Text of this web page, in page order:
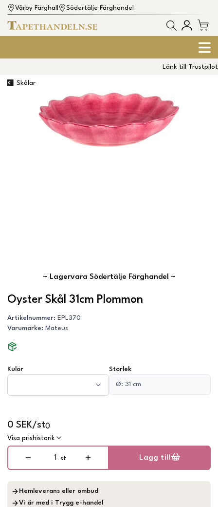
Vårby Färghall Södertälje Färghandel
Länk till Trustpilot
Skålar
~ Lagervara Södertälje Färghandel ~
Oyster Skål 31cm Plommon
Artikelnummer: EPL370
Varumärke: Mateus
Kulör Storlek
Ø: 31 cm
0 SEK/st0
Visa prishistorik
st Lägg till
Hemleverans eller ombud
Vi är med i Trygg e-handel